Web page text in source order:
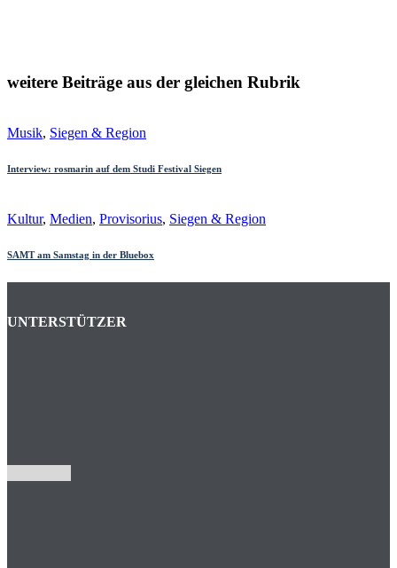
weitere Beiträge aus der gleichen Rubrik
Musik, Siegen & Region
Interview: rosmarin auf dem Studi Festival Siegen
Kultur, Medien, Provisorius, Siegen & Region
SAMT am Samstag in der Bluebox
UNTERSTÜTZER